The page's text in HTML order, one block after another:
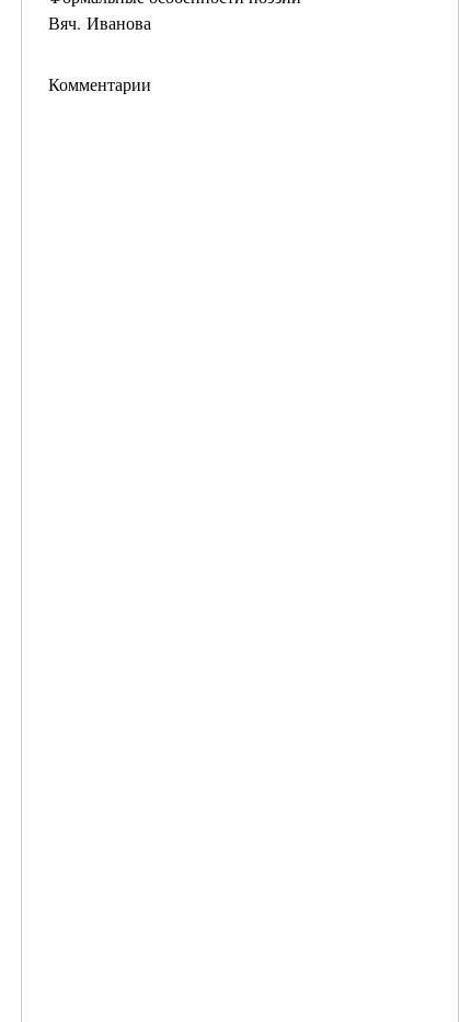
Вяч. Иванова
Комментарии